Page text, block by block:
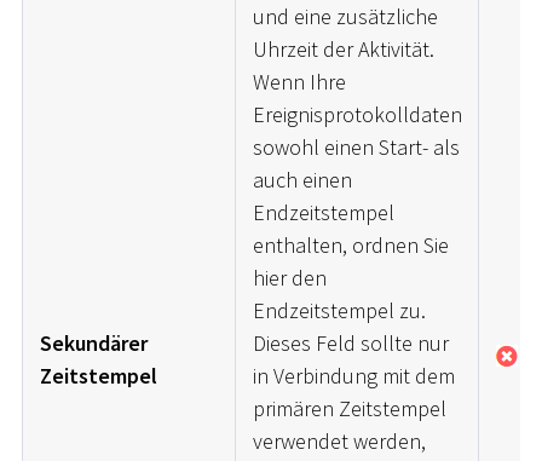
Sekundärer
Zeitstempel
und eine zusätzliche
Uhrzeit der Aktivität.
Wenn Ihre
Ereignisprotokolldaten
sowohl einen Start- als
auch einen
Endzeitstempel
enthalten, ordnen Sie
hier den
Endzeitstempel zu.
Dieses Feld sollte nur
in Verbindung mit dem
primären Zeitstempel
verwendet werden,